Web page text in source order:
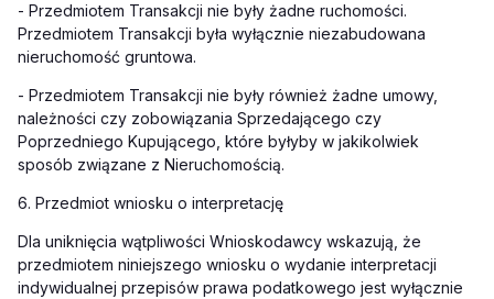
- Przedmiotem Transakcji nie były żadne ruchomości.
Przedmiotem Transakcji była wyłącznie niezabudowana
nieruchomość gruntowa.
- Przedmiotem Transakcji nie były również żadne umowy,
należności czy zobowiązania Sprzedającego czy
Poprzedniego Kupującego, które byłyby w jakikolwiek
sposób związane z Nieruchomością.
6. Przedmiot wniosku o interpretację
Dla uniknięcia wątpliwości Wnioskodawcy wskazują, że
przedmiotem niniejszego wniosku o wydanie interpretacji
indywidualnej przepisów prawa podatkowego jest wyłącznie